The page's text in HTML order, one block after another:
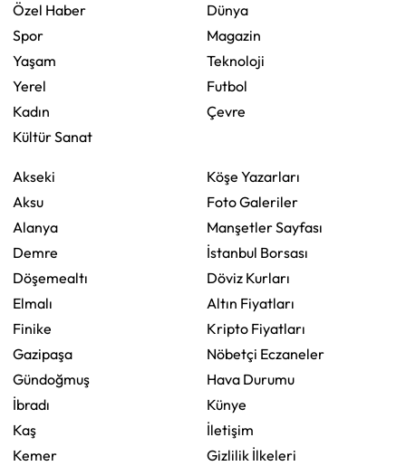
Özel Haber
Spor
Yaşam
Yerel
Kadın
Kültür Sanat
Dünya
Magazin
Teknoloji
Futbol
Çevre
Akseki
Aksu
Alanya
Demre
Döşemealtı
Elmalı
Finike
Gazipaşa
Gündoğmuş
İbradı
Kaş
Kemer
Köşe Yazarları
Foto Galeriler
Manşetler Sayfası
İstanbul Borsası
Döviz Kurları
Altın Fiyatları
Kripto Fiyatları
Nöbetçi Eczaneler
Hava Durumu
Künye
İletişim
Gizlilik İlkeleri